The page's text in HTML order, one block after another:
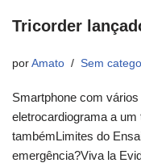
Tricorder
por Amato Sem
Smartphone com
eletrocardiograma a
tambémLimites do
emergência?Viva la